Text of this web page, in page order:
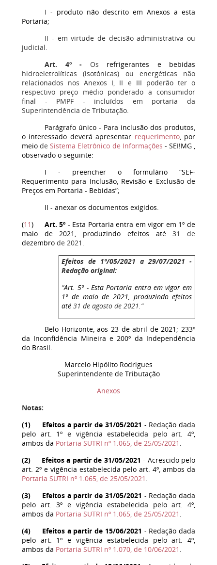
I - produto não descrito em Anexos a esta
Portaria;
II - em virtude de decisão administrativa ou
judicial.
Art. 4º - Os refrigerantes e bebidas
hidroeletrolíticas (isotônicas) ou energéticas não
relacionados nos Anexos I, II e III poderão ter o
respectivo preço médio ponderado a consumidor
final - PMPF - incluídos em portaria da
Superintendência de Tributação.
Parágrafo único - Para inclusão dos produtos,
o interessado deverá apresentar requerimento, por
meio deSistema Eletrônico de Informações - SEI!MG ,
observado o seguinte:
I - preencher o formulário “SEF-
Requerimento para Inclusão, Revisão e Exclusão de
Preços em Portaria - Bebidas”;
II - anexar os documentos exigidos.
(11) Art. 5º - Esta Portaria entra em vigor em 1º de
maio de 2021, produzindo efeitos até31 de
dezembro de 2021.
Efeitos de 1º/05/2021 a 29/07/2021 -
Redação original:
“Art. 5º - Esta Portaria entra em vigor em
1º de maio de 2021, produzindo efeitos
até31 de agosto de 2021.”
Belo Horizonte, aos 23 de abril de 2021; 233º
da Inconfidência Mineira e 200º da Independência
do Brasil.
Marcelo Hipólito Rodrigues
Superintendente de Tributação
Anexos
Notas:
(1) Efeitos a partir de 31/05/2021 - Redação dada
pelo art. 1º e vigência estabelecida pelo art. 4º,
ambos da Portaria SUTRI nº 1.065, de 25/05/2021 .
(2) Efeitos a partir de 31/05/2021 - Acrescido pelo
art. 2º e vigência estabelecida pelo art. 4º, ambos da
Portaria SUTRI nº 1.065, de 25/05/2021 .
(3) Efeitos a partir de 31/05/2021 - Redação dada
pelo art. 3º e vigência estabelecida pelo art. 4º,
ambos da Portaria SUTRI nº 1.065, de 25/05/2021 .
(4) Efeitos a partir de 15/06/2021 - Redação dada
pelo art. 1º e vigência estabelecida pelo art. 4º,
ambos da Portaria SUTRI nº 1.070, de 10/06/2021 .